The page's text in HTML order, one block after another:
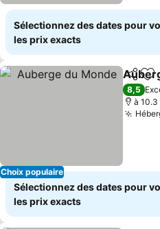
Sélectionnez des dates pour
les prix exacts
Choix populaire
8,5
à 10.3
Sélectionnez des dates pour
les prix exacts